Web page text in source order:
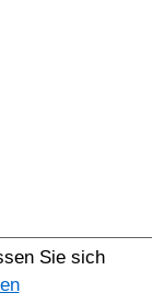
Sie sich